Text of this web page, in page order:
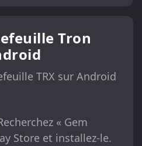
Tron
TRX sur Android
« Gem
Store et installez-le.